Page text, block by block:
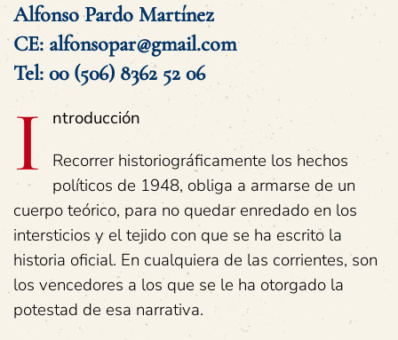
Alfonso Pardo Martínez
CE:alfonsopar@gmail.com
Tel: 00 (506) 8362 52 06
I
ntroducción
Recorrer historiográficamente los hechos
políticos de 1948, obliga a armarse de un
cuerpo teórico, para no quedar enredado en los
intersticios y el tejido con que se ha escrito la
historia oficial. En cualquiera de las corrientes, son
los vencedores a los que se le ha otorgado la
potestad de esa narrativa.